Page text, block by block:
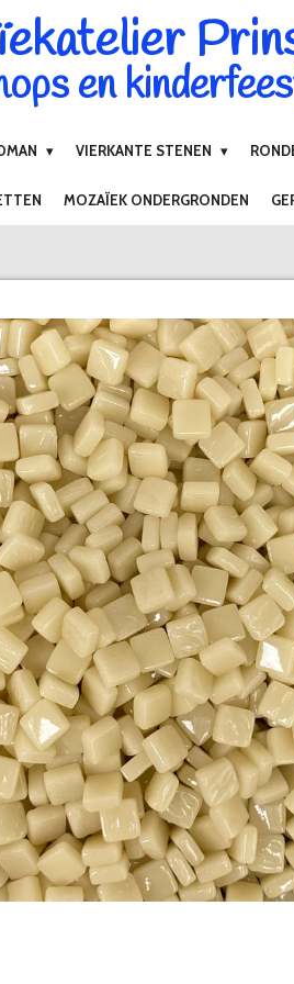
en
VIERKANTE STENEN
MOZAÏEK ONDERGRONDEN